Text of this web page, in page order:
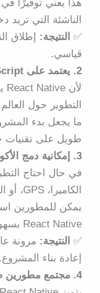
هذا يعني توفيرًا
الناشئة التي
✅ النتيجة: إطلاق
قياسي.
2. يعتمد على JavaScript – اللغة الأشهر عالميًا
لأن React Native يستخدم
التطوير حول
ما يجعل بدء
طويل على تقنيات
3. إمكانية دمج الأكواد الأصلية (Native Integration)
في حال احتاج
الكاميرا، GPS، أو الدفع الإلكتروني،
React Native بسهولة.
✅ النتيجة: مرونة
إعادة بناء المشروع.
4. مجتمع مطورين ضخم ومكتبات مفتوحة المصدر